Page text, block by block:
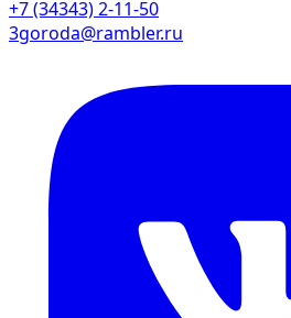
+7 (34343) 2-11-50
3goroda@rambler.ru